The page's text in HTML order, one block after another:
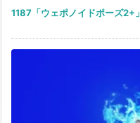
1187「ウェポノイドポーズ2+」